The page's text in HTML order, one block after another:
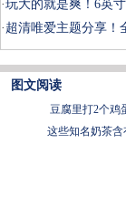
·玩大的就是爽！6英
· 超清唯爱主题分享！
图文阅读
豆腐里打2个鸡
这些知名奶茶含